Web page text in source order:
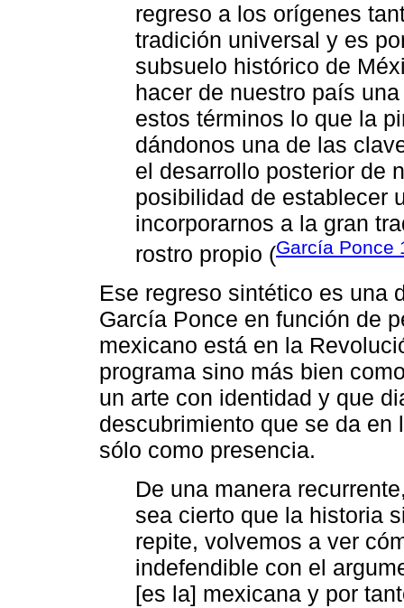
regreso a los orígenes
tradición universal y es
subsuelo histórico de
hacer de nuestro país
estos términos lo que la
dándonos una de las
el desarrollo posterior de
posibilidad de establecer
incorporarnos a la gran
rostro propio (García Ponce
Ese regreso sintético es una
García Ponce en función de
mexicano está en la
programa sino más bien
un arte con identidad y que
descubrimiento que se da
sólo como presencia.
De una manera
sea cierto que la historia
repite, volvemos a ver
indefendible con el
[es la] mexicana y por